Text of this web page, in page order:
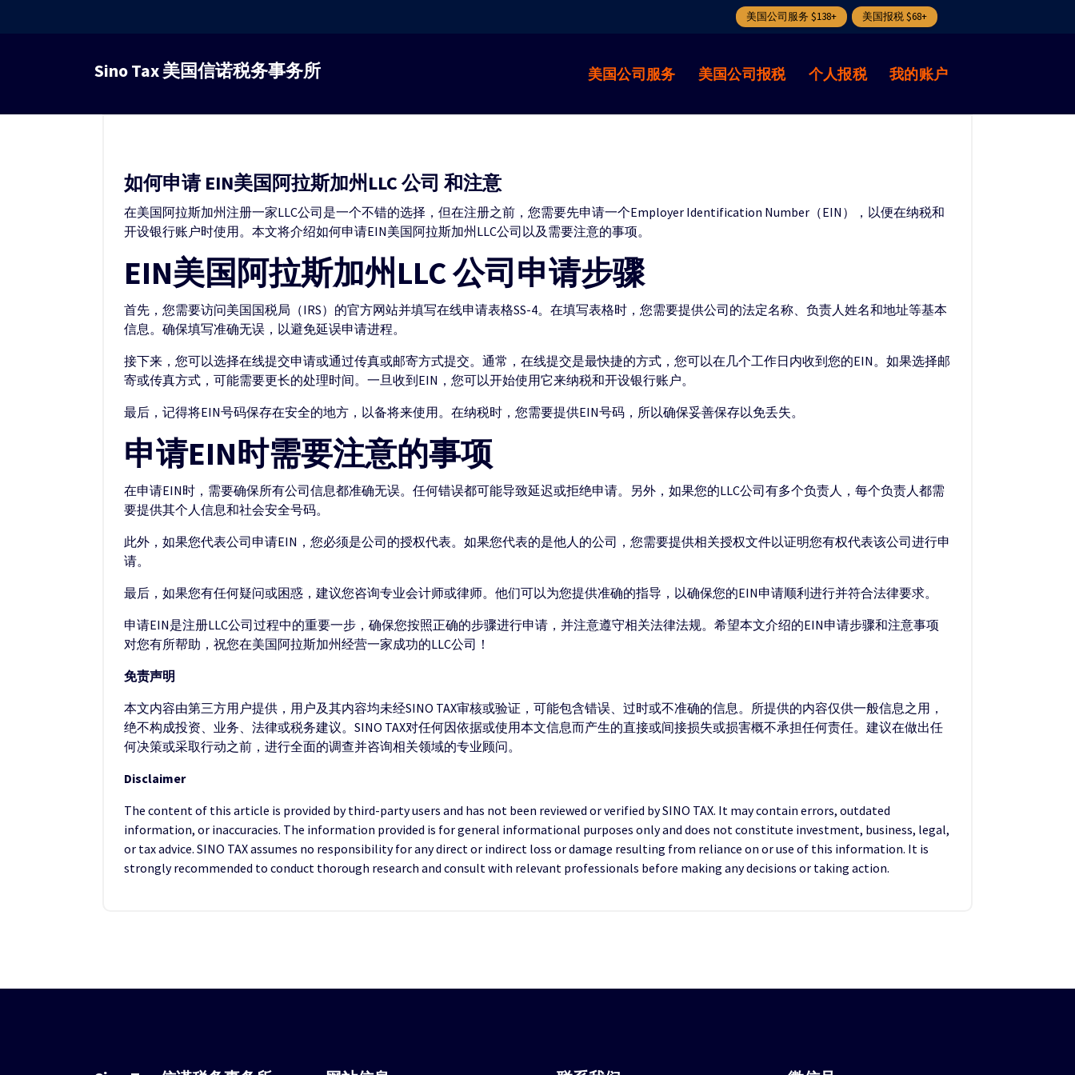
美国公司服务 $138+ 美国报税 $68+
容
Sino Tax 美国信诺税务事务所 美国公司服务 美国公司报税 个人报税 我的账户
如何申请 EIN美国阿拉斯加州LLC 公司 和注意
在美国阿拉斯加州注册一家LLC公司是一个不错的选择，但在注册之前，您需要先申请一个Employer Identification Number（EIN），以便在纳税和
开设银行账户时使用。本文将介绍如何申请EIN美国阿拉斯加州LLC公司以及需要注意的事项。
EIN美国阿拉斯加州LLC 公司申请步骤
首先，您需要访问美国国税局（IRS）的官方网站并填写在线申请表格SS-4。在填写表格时，您需要提供公司的法定名称、负责人姓名和地址等基本
信息。确保填写准确无误，以避免延误申请进程。
接下来，您可以选择在线提交申请或通过传真或邮寄方式提交。通常，在线提交是最快捷的方式，您可以在几个工作日内收到您的EIN。如果选择邮
寄或传真方式，可能需要更长的处理时间。一旦收到EIN，您可以开始使用它来纳税和开设银行账户。
最后，记得将EIN号码保存在安全的地方，以备将来使用。在纳税时，您需要提供EIN号码，所以确保妥善保存以免丢失。
申请EIN时需要注意的事项
在申请EIN时，需要确保所有公司信息都准确无误。任何错误都可能导致延迟或拒绝申请。另外，如果您的LLC公司有多个负责人，每个负责人都需
要提供其个人信息和社会安全号码。
此外，如果您代表公司申请EIN，您必须是公司的授权代表。如果您代表的是他人的公司，您需要提供相关授权文件以证明您有权代表该公司进行申
请。
最后，如果您有任何疑问或困惑，建议您咨询专业会计师或律师。他们可以为您提供准确的指导，以确保您的EIN申请顺利进行并符合法律要求。
申请EIN是注册LLC公司过程中的重要一步，确保您按照正确的步骤进行申请，并注意遵守相关法律法规。希望本文介绍的EIN申请步骤和注意事项
对您有所帮助，祝您在美国阿拉斯加州经营一家成功的LLC公司！
免责声明
本文内容由第三方用户提供，用户及其内容均未经SINO TAX审核或验证，可能包含错误、过时或不准确的信息。所提供的内容仅供一般信息之用，
绝不构成投资、业务、法律或税务建议。SINO TAX对任何因依据或使用本文信息而产生的直接或间接损失或损害概不承担任何责任。建议在做出任
何决策或采取行动之前，进行全面的调查并咨询相关领域的专业顾问。
Disclaimer
The content of this article is provided by third-party users and has not been reviewed or verified by SINO TAX. It may contain errors, outdated
information, or inaccuracies. The information provided is for general informational purposes only and does not constitute investment, business, legal,
or tax advice. SINO TAX assumes no responsibility for any direct or indirect loss or damage resulting from reliance on or use of this information. It is
strongly recommended to conduct thorough research and consult with relevant professionals before making any decisions or taking action.